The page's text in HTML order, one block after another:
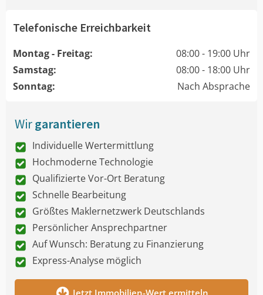
Telefonische Erreichbarkeit
Montag - Freitag:
08:00 - 19:00 Uhr
Samstag:
08:00 - 18:00 Uhr
Sonntag:
Nach Absprache
Wirgarantieren
Individuelle Wertermittlung
Hochmoderne Technologie
Qualifizierte Vor-Ort Beratung
Schnelle Bearbeitung
Größtes Maklernetzwerk Deutschlands
Persönlicher Ansprechpartner
Auf Wunsch: Beratung zu Finanzierung
Express-Analyse möglich
Jetzt Immobilien-Wert ermitteln